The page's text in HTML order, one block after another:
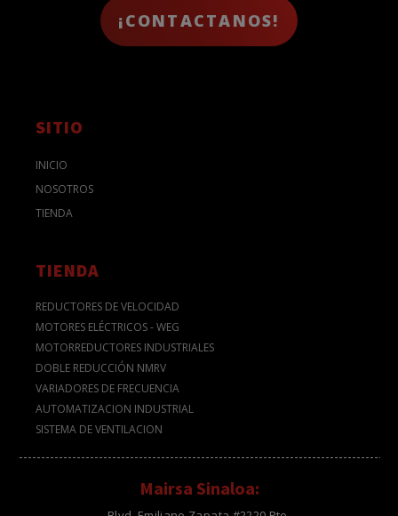
¡CONTACTANOS!
SITIO
INICIO
NOSOTROS
TIENDA
TIENDA
REDUCTORES DE VELOCIDAD
MOTORES ELÉCTRICOS - WEG
MOTORREDUCTORES INDUSTRIALES
DOBLE REDUCCIÓN NMRV
VARIADORES DE FRECUENCIA
AUTOMATIZACION INDUSTRIAL
SISTEMA DE VENTILACION
Mairsa Sinaloa: